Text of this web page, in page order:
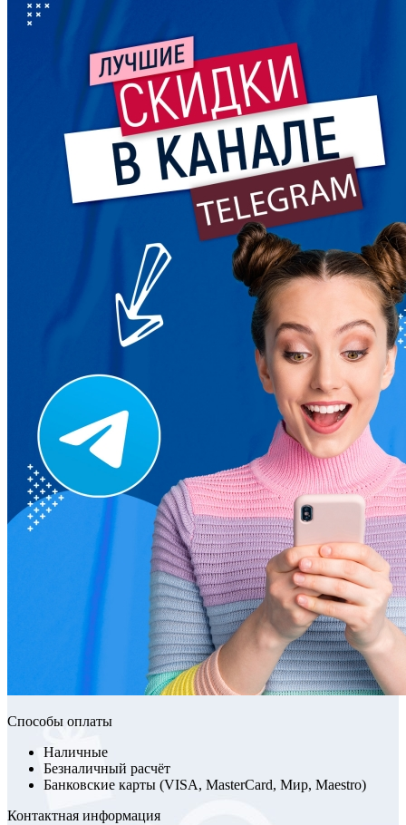
Способы оплаты
Наличные
Безналичный расчёт
Банковские карты (VISA, MasterCard, Мир, Maestro)
Контактная информация